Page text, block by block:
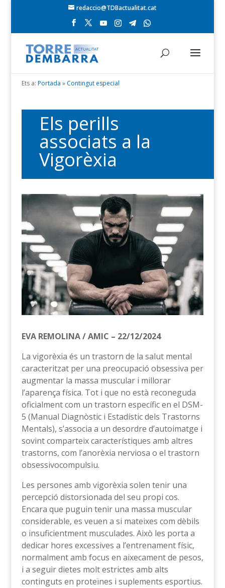
redaccio@TDBactualitat.cat
Ets a: Portada » Contingut especial
Els perills
associats a la
Vigorèxia
EVA REMOLINA / AMIC – 22/12/2024
La vigorèxia és un trastorn de la salut mental
caracteritzat per una preocupació obsessiva per
augmentar la massa muscular i millorar
l’aparença física. Tot i que no està reconeguda
oficialment com un trastorn específic en el DSM-
5 (Manual Diagnòstic i Estadístic dels Trastorns
Mentals), s’associa a un desordre d’autoimatge i
sovint comparteix característiques amb altres
trastorns, com l’anorèxia nerviosa o el trastorn
obsessivocompulsiu.
Les persones amb vigorèxia solen tenir una
percepció distorsionada del seu propi cos.
Encara que puguin tenir una massa muscular
considerable, es veuen a si mateixes com dèbils
o insuficientment musculades. Això les porta a
dedicar hores excessives a l’entrenament físic,
normalment amb focus en aixecament de pesos,
i a seguir dietes molt estrictes amb alts
continguts en proteïnes i suplements esportius.